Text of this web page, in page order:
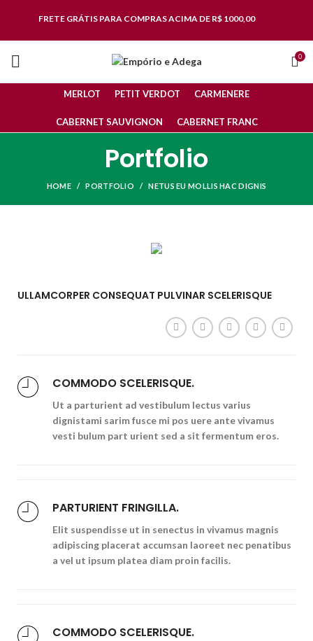
FRETE GRÁTIS PARA COMPRAS ACIMA DE R$ 1000,00
0
MERLOT PETIT VERDOT CARMENERE
CABERNET SAUVIGNON CABERNET FRANC
Portfolio
HOME PORTFOLIO NETUS EU MOLLIS HAC DIGNIS
ULLAMCORPER CONSEQUAT PULVINAR SCELERISQUE
COMMODO SCELERISQUE.
Ut a parturient ad vestibulum lectus varius
dignistami sarim fusce mi pos uere ante vivamus
vesti bulum part urient sed a sit fermentum eros.
PARTURIENT FRINGILLA.
Elit suspendisse ut in senectus in vivamus magnis
adipiscing placerat accumsan laoreet nec penatibus
a vel ut ipsum platea diam proin facilis.
COMMODO SCELERISQUE.